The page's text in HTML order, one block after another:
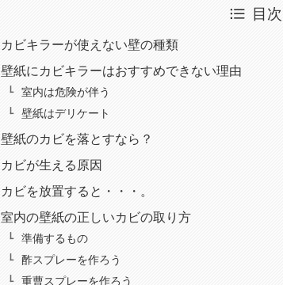
目次
カビキラーが使えない壁の種類
壁紙にカビキラーはおすすめできない理由
室内は危険が伴う
壁紙はデリケート
壁紙のカビを落とすなら？
カビが生える原因
カビを放置すると・・・。
室内の壁紙の正しいカビの取り方
準備するもの
酢スプレーを作ろう
重曹スプレーを作ろう